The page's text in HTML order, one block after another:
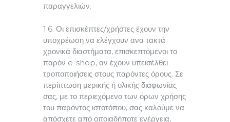
παραγγελιών.
1.6. Οι επισκέπτες/χρήστες έχουν την
υποχρέωση να ελέγχουν ανα τακτά
χρονικά διαστήματα, επισκεπτόμενοι το
παρόν e-shop, αν έχουν υπεισέλθει
τροποποιήσεις στους παρόντες όρους. Σε
περίπτωση μερικής ή ολικής διαφωνίας
σας, με το περιεχόμενο των όρων χρήσης
του παρόντος ιστοτόπου, σας καλούμε να
απόσχετε από οποιαδήποτε ενέργεια,